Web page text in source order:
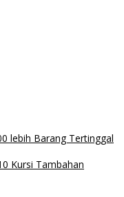
lebih Barang Tertinggal
Kursi Tambahan